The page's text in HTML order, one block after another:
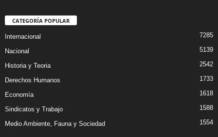
CATEGORÍA POPULAR
Internacional 7285
Nacional 5139
Historia y Teoria 2542
Derechos Humanos 1733
Economía 1618
Sindicatos y Trabajo 1588
Medio Ambiente, Fauna y Sociedad 1554